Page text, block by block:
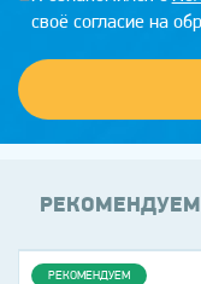
своё согласие на
РЕКОМЕНДУЕМ